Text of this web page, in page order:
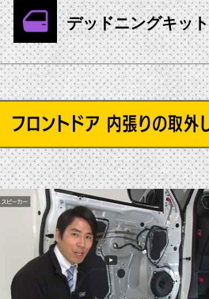
デッドニングキット